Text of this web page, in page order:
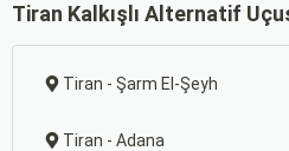
Tiran Kalkışlı Alternatif
Tiran - Şarm El-Şeyh
Tiran - Adana